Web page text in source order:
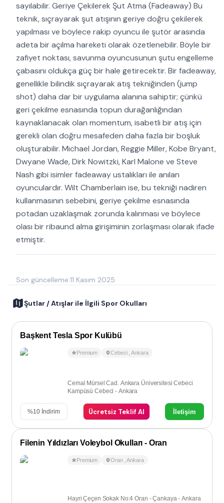
sayılabilir. Geriye Çekilerek Şut Atma (Fadeaway) Bu
teknik, sıçrayarak şut atışının geriye doğru çekilerek
yapılması ve böylece rakip oyuncu ile şutör arasında
adeta bir açılma hareketi olarak özetlenebilir. Böyle bir
zafiyet noktası, savunma oyuncusunun şutu engelleme
çabasını oldukça güç bir hale getirecektir. Bir fadeaway,
genellikle bilindik sıçrayarak atış tekniğinden (jump
shot) daha dar bir uygulama alanına sahiptir; çünkü
geri çekilme esnasında topun durağanlığından
kaynaklanacak olan momentum, isabetli bir atış için
gerekli olan doğru mesafeden daha fazla bir boşluk
oluşturabilir. Michael Jordan, Reggie Miller, Kobe Bryant,
Dwyane Wade, Dirk Nowitzki, Karl Malone ve Steve
Nash gibi isimler fadeaway ustalıkları ile anılan
oyunculardır. Wilt Chamberlain ise, bu tekniği nadiren
kullanmasının sebebini, geriye çekilme esnasında
potadan uzaklaşmak zorunda kalınması ve böylece
olası bir ribaund alma girişiminin zorlaşması olarak ifade
etmiştir.
Son güncelleme:11 Kasım 2025
Şutlar / Atışlar ile İlgili Spor Okulları
Başkent Tesla Spor Kulübü
Premium Cebeci ,Ankara
Cemal Mürsel Cad. Ankara Üniversitesi Cebeci
Kampüsü Cebeci - Ankara
%10 İndirim Ücretsiz Teklif Al İletişim
Filenin Yıldızları Voleybol Okulları - Oran
Premium Oran ,Ankara
Hayri Çeçen Sokak No:4 Oran - Çankaya - Ankara